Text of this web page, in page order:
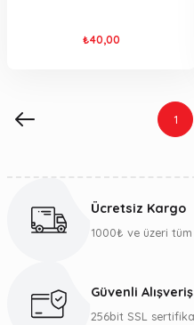
₺40,00
1
Ücretsiz Kargo
1000₺ ve üzeri
Güvenli Alışveriş
256bit SSL